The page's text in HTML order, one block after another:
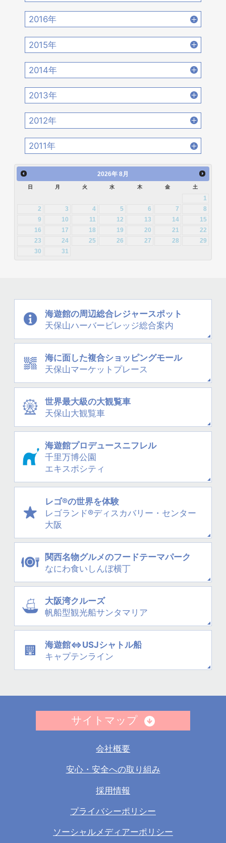
2021年2月 [14]
2020年4月 [12]
2020年2月 [18]
2019年8月 [18] 2019年7月 [21]
2019年6月 [18] 2019年5月 [20]
2019年4月 [16]
2019年2月 [12]
2018年10月 [20] 2018年9月 [12]
2018年6月 [18] 2018年5月 [14]
2018年4月 [21]
2018年2月 [25]
2017年12月 [28] 2017年11月 [22]
2017年10月 [21] 2017年9月 [24]
2017年8月 [31] 2017年7月 [26]
2017年6月 [25] 2017年5月 [27]
2017年4月 [26]
2017年2月 [23]
2016年
2016年12月 [21] 2016年11月 [28]
2016年10月 [26] 2016年9月 [28]
2016年8月 [39] 2016年7月 [27]
2016年6月 [27] 2016年5月 [30]
2016年4月 [32]
2016年2月 [25]
2015年
2015年12月 [30] 2015年11月 [19]
2015年10月 [26] 2015年9月 [30]
2015年8月 [31] 2015年7月 [28]
2015年6月 [29] 2015年5月 [30]
2015年4月 [26]
2015年2月 [22] 2015年1月 [25]
2014年
2014年12月 [28] 2014年11月 [23]
2014年10月 [29] 2014年9月 [26]
2014年8月 [24] 2014年7月 [28]
2014年6月 [28] 2014年5月 [25]
2014年4月 [32]
2013年
2013年12月 [27] 2013年11月 [22]
2013年10月 [28] 2013年9月 [27]
2013年6月 [28]
2013年2月 [26] 2013年1月 [31]
2012年
2012年12月 [30] 2012年11月 [12]
2012年10月 [12] 2012年9月 [5]
2012年8月 [12] 2012年7月 [1]
2011年
2011年12月 [1]
2026年 8月
日 月 火 水 木 金 土
1
2
3 4 5 6 7
8
9
10 11 12 13 14
15
16
17 18 19 20 21
22
23
24 25 26 27 28
29
30
31
海遊館の周辺総合レジャースポット
天保山ハーバービレッジ総合案内
海に面した複合ショッピングモール
天保山マーケットプレース
世界最大級の大観覧車
天保山大観覧車
海遊館プロデュースニフレル
千里万博公園
エキスポシティ
レゴ®の世界を体験
レゴランド®ディスカバリー・ センター
大阪
関西名物グルメのフードテーマパーク
なにわ食いしんぼ横丁
大阪湾クルーズ
帆船型観光船サンタマリア
海遊館⇔USJシャトル船
キャプテンライン
サイトマップ
会社概要
安心・安全への取り組み
採用情報
プライバシーポリシー
ソーシャルメディアーポリシー